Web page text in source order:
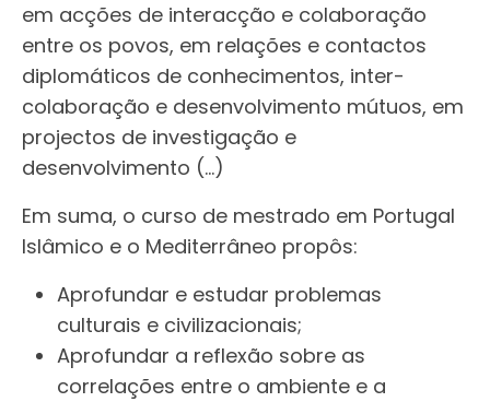
em acções de interacção e colaboração
entre os povos, em relações e contactos
diplomáticos de conhecimentos, inter-
colaboração e desenvolvimento mútuos, em
projectos de investigação e
desenvolvimento (…)
Em suma, o curso de mestrado em Portugal
Islâmico e o Mediterrâneo propôs:
Aprofundar e estudar problemas
culturais e civilizacionais;
Aprofundar a reflexão sobre as
correlações entre o ambiente e a